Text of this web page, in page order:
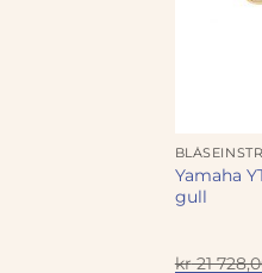
Yamaha
gull
kr21